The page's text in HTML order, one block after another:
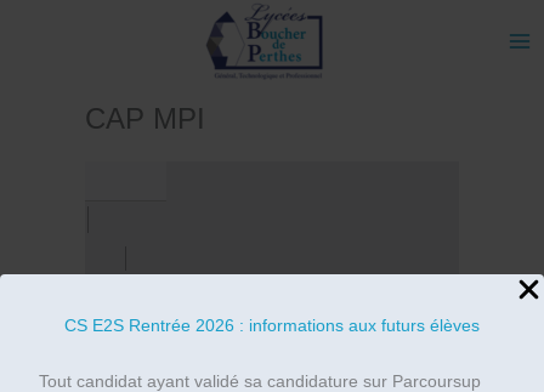
CS E2S Rentrée 2026 : informations aux futurs élèves
Tout candidat ayant validé sa candidature sur Parcoursup
CAP MPI